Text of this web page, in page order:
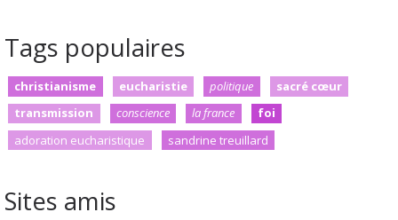
Tags populaires
christianisme eucharistie politique
sacré cœur
transmission
conscience la france
foi
adoration eucharistique
sandrine treuillard
Sites amis